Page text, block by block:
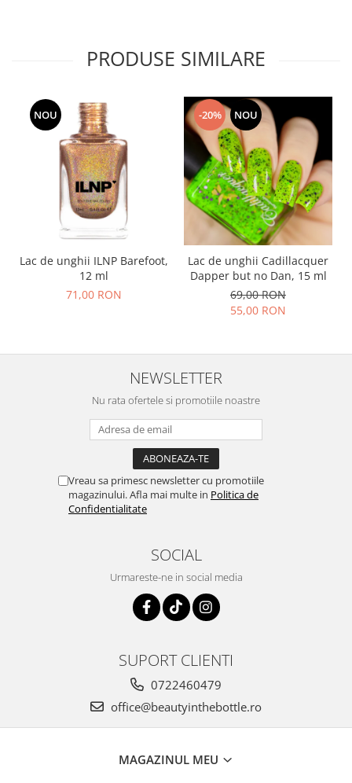
PRODUSE SIMILARE
NOU
Lac de unghii ILNP Barefoot,
12 ml
71,00 RON
-20% NOU
Lac de unghii Cadillacquer
Dapper but no Dan, 15 ml
69,00 RON
55,00 RON
NEWSLETTER
Nu rata ofertele si promotiile noastre
Vreau sa primesc newsletter cu promotiile
magazinului. Afla mai multe in Politica de
Confidentialitate
SOCIAL
Urmareste-ne in social media
SUPORT CLIENTI
0722460479
office@beautyinthebottle.ro
MAGAZINUL MEU